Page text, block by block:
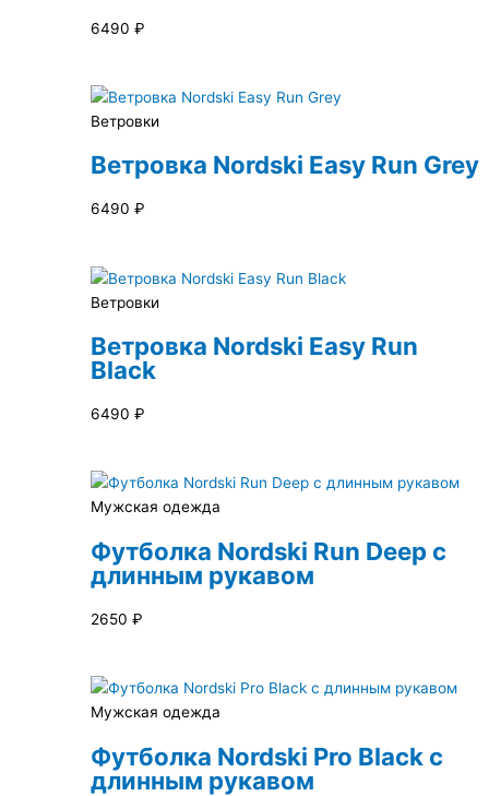
6490 ₽
Ветровки
Ветровка Nordski Easy Run Grey
6490 ₽
Ветровки
Ветровка Nordski Easy Run
Black
6490 ₽
Мужская одежда
Футболка Nordski Run Deep с
длинным рукавом
2650 ₽
Мужская одежда
Футболка Nordski Pro Black с
длинным рукавом